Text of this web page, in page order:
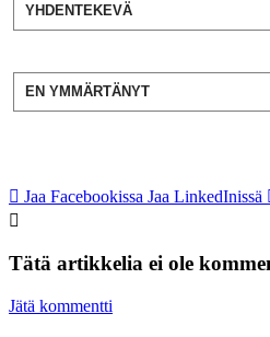
YHDENTEKEVÄ
EN YMMÄRTÄNYT
Jaa Facebookissa Jaa LinkedInissä
Tätä artikkelia ei ole
Jätä kommentti